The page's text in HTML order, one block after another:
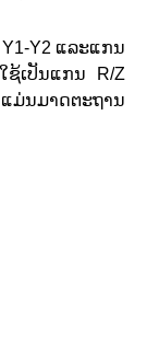
Y2 ແລະແກນ
ຊ້ເປັນແກນ R/Z
ແມ່ນ​ມາດ​ຕະ​ຖານ​